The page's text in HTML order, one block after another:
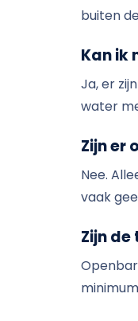
buiten
Kan ik
Ja, er
water
Zijn er
Nee.
vaak
Zijn